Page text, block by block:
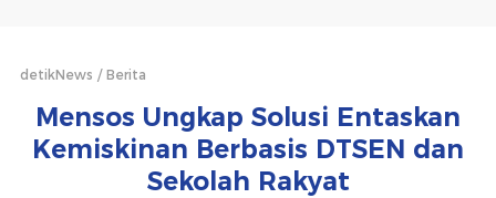
detikNews Berita
Mensos Ungkap Solusi Entaskan
Kemiskinan Berbasis DTSEN dan
Sekolah Rakyat